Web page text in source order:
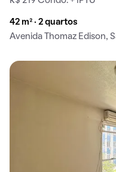
42 m² · 2 quartos
Avenida Thomaz Edison,